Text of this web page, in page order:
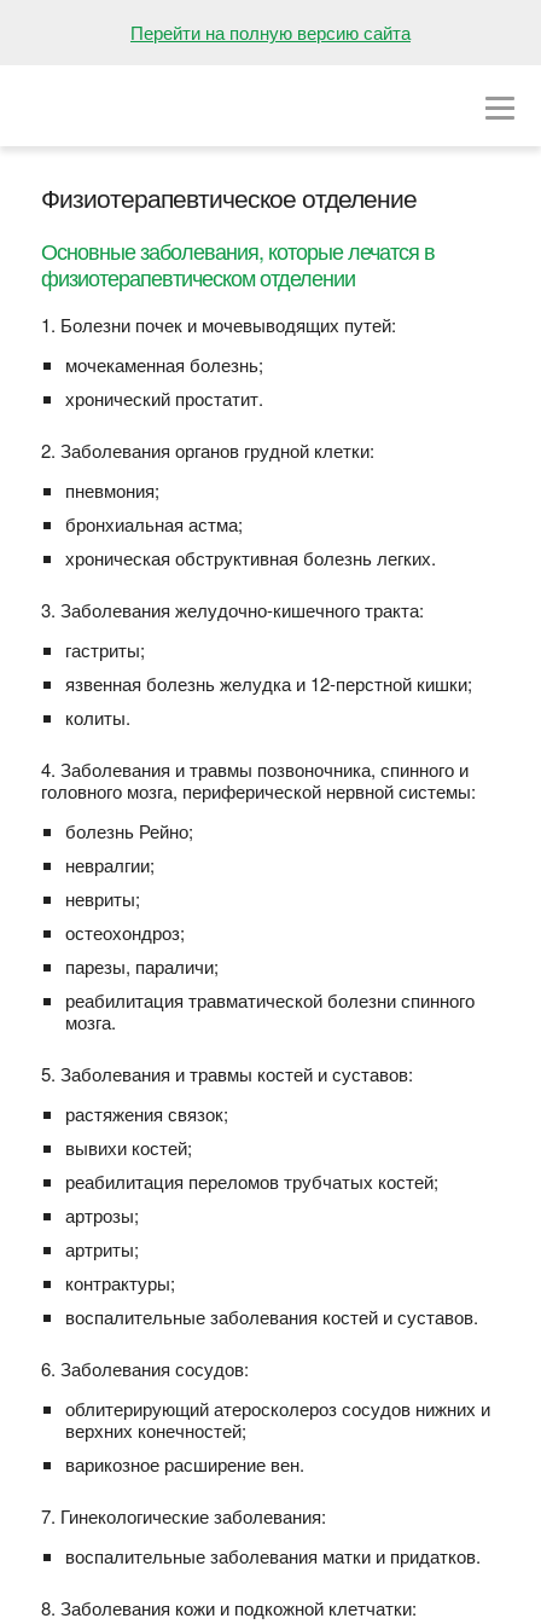
Перейти на полную версию сайта
Физиотерапевтическое отделение
Основные заболевания, которые лечатся в
физиотерапевтическом отделении
1. Болезни почек и мочевыводящих путей:
мочекаменная болезнь;
хронический простатит.
2. Заболевания органов грудной клетки:
пневмония;
бронхиальная астма;
хроническая обструктивная болезнь легких.
3. Заболевания желудочно-кишечного тракта:
гастриты;
язвенная болезнь желудка и 12-перстной кишки;
колиты.
4. Заболевания и травмы позвоночника, спинного и
головного мозга, периферической нервной системы:
болезнь Рейно;
невралгии;
невриты;
остеохондроз;
парезы, параличи;
реабилитация травматической болезни спинного
мозга.
5. Заболевания и травмы костей и суставов:
растяжения связок;
вывихи костей;
реабилитация переломов трубчатых костей;
артрозы;
артриты;
контрактуры;
воспалительные заболевания костей и суставов.
6. Заболевания сосудов:
облитерирующий атеросколероз сосудов нижних и
верхних конечностей;
варикозное расширение вен.
7. Гинекологические заболевания:
воспалительные заболевания матки и придатков.
8. Заболевания кожи и подкожной клетчатки:
НА ГЛАВНУЮ
ОТДЕЛЕНИЯ
ВАКАНСИИ
ПРЕСС-ЦЕНТР